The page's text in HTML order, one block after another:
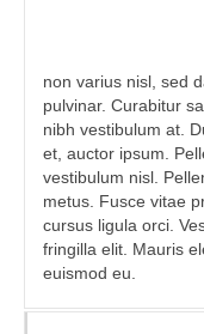
non varius nisl, sed
pulvinar. Curabitur
nibh vestibulum at.
et, auctor ipsum.
vestibulum nisl.
metus. Fusce vitae
cursus ligula orci.
fringilla elit. Mauris
euismod eu.